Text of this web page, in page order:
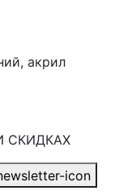
акрил
СКИДКАХ